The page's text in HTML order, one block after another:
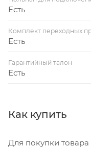
Есть
Комплект переходных
Есть
Гарантийный талон
Есть
Как купить
Для покупки